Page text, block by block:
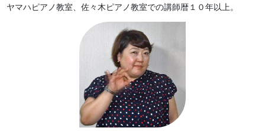
ヤマハピアノ教室、佐々木ピアノ教室での講師暦１０年以上。